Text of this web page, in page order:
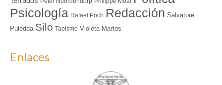
Psicología Rafael Poch Redacción Salvatore
Puledda Silo Taoísmo Violeta Martos
Enlaces